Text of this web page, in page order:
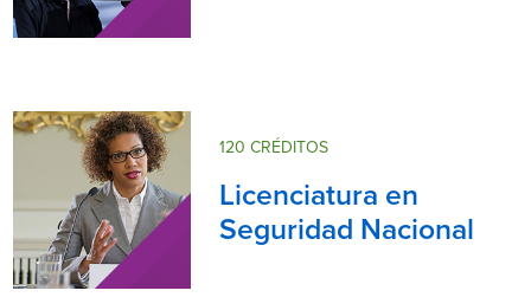
120 CRÉDITOS
Licenciatura en
Seguridad Nacional